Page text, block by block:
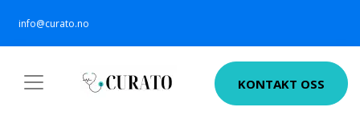
info@curato.no
KONTAKT OSS